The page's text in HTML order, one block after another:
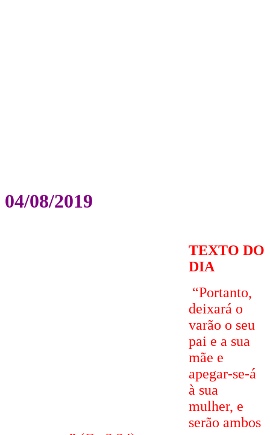
04/08/2019
TEXTO DO
DIA
“Portanto,
deixará o
varão o seu
pai e a sua
mãe e
apegar-se-á
à sua
mulher, e
serão ambos